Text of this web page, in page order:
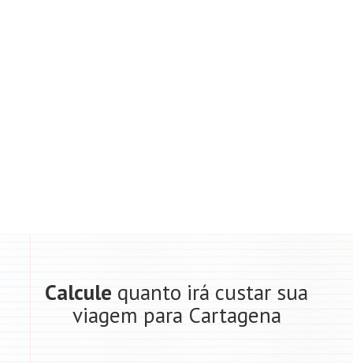
Calcule quanto irá custar sua
viagem para Cartagena